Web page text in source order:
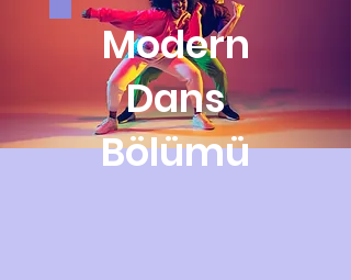
Modern
Dans
Bölümü